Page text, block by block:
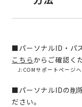
■パーソナルID・パ
こちらからご確認く
J:COMサポートページへ
■パーソナルIDの削
ださい。